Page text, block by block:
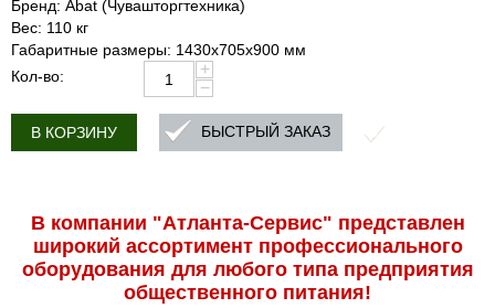
Бренд: Abat (Чувашторгтехника)
Вес: 110 кг
Габаритные размеры: 1430х705х900 мм
Кол-во:
+
−
В КОРЗИНУ БЫСТРЫЙ ЗАКАЗ
В компании "Атланта-Сервис" представлен
широкий ассортимент профессиональ­ного
оборудования для любого типа предприятия
общественного питания!